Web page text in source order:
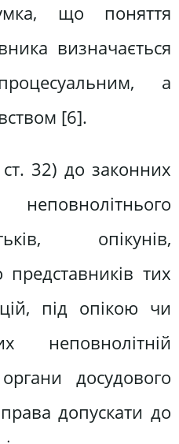
що поняття
визначається
а
[6].
32) до законних
опікунів,
представників тих
під опікою чи
неповнолітній
досудового
допускати до